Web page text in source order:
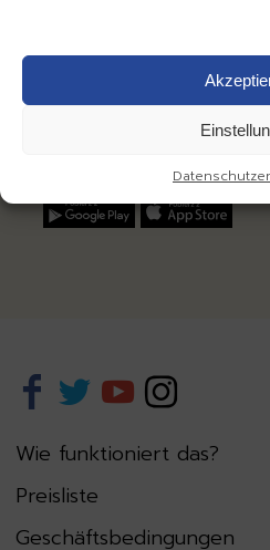
24 Stunden am Tag geöffnet
die Kosten der Verbindung gemäß
Beschwerden und
bok@otwockirower.pl
Wie funktioniert das?
Preisliste
Geschäftsbedingungen